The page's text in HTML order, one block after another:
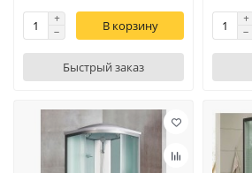
В корзину
Быстрый заказ